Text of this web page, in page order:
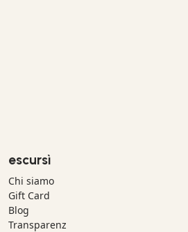
escursì
Chi siamo
Gift Card
Blog
Transparenz